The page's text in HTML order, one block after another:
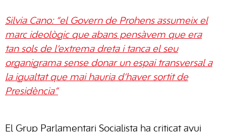
Silvia Cano: “el Govern de Prohens assumeix el
marc ideològic que abans pensàvem que era
tan sols de l’extrema dreta i tanca el seu
organigrama sense donar un espai transversal a
la igualtat que mai hauria d’haver sortit de
Presidència”
El Grup Parlamentari Socialista ha criticat avui